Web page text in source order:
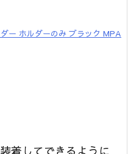
ー ホルダーのみ ブラック MPA
着してできるように